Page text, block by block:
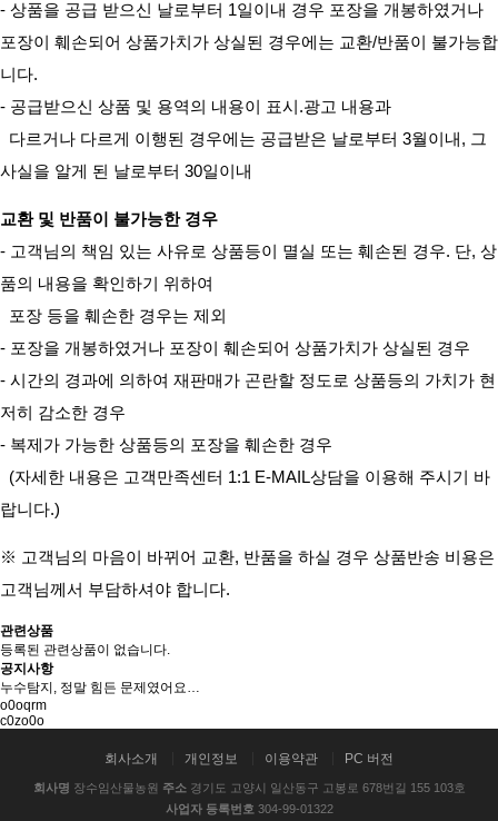
- 상품을 공급 받으신 날로부터 1일이내 경우 포장을 개봉하였거나
포장이 훼손되어 상품가치가 상실된 경우에는 교환/반품이 불가능합
니다.
- 공급받으신 상품 및 용역의 내용이 표시.광고 내용과
다르거나 다르게 이행된 경우에는 공급받은 날로부터 3월이내, 그
사실을 알게 된 날로부터 30일이내
교환 및 반품이 불가능한 경우
- 고객님의 책임 있는 사유로 상품등이 멸실 또는 훼손된 경우. 단, 상
품의 내용을 확인하기 위하여
포장 등을 훼손한 경우는 제외
- 포장을 개봉하였거나 포장이 훼손되어 상품가치가 상실된 경우
- 시간의 경과에 의하여 재판매가 곤란할 정도로 상품등의 가치가 현
저히 감소한 경우
- 복제가 가능한 상품등의 포장을 훼손한 경우
(자세한 내용은 고객만족센터 1:1 E-MAIL상담을 이용해 주시기 바
랍니다.)
※ 고객님의 마음이 바뀌어 교환, 반품을 하실 경우 상품반송 비용은
고객님께서 부담하셔야 합니다.
관련상품
등록된 관련상품이 없습니다.
공지사항
누수탐지, 정말 힘든 문제였어요…
o0oqrm
c0zo0o
회사소개 개인정보 이용약관 PC 버전
회사명 장수임산물농원 주소경기도 고양시 일산동구 고봉로 678번길 155 103호
사업자 등록번호 304-99-01322